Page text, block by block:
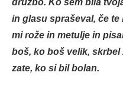
družbo. Ko sem bila
in glasu spraševal, če
mi rože in metulje in
boš, ko boš velik, skrbel
zate, ko si bil bolan.